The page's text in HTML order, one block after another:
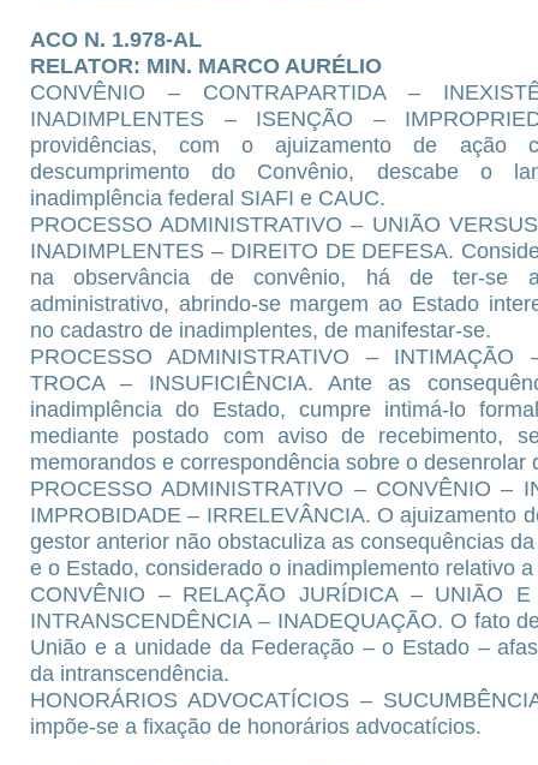
ACO N. 1.978-AL
RELATOR: MIN. MARCO AURÉLIO
CONVÊNIO – CONTRAPARTIDA –
INADIMPLENTES – ISENÇÃO –
providências, com o ajuizamento de ação
descumprimento do Convênio, descabe o
inadimplência federal SIAFI e CAUC.
PROCESSO ADMINISTRATIVO – UNIÃO
INADIMPLENTES – DIREITO DE DEFESA.
na observância de convênio, há de ter-se
administrativo, abrindo-se margem ao Estado
no cadastro de inadimplentes, de manifestar-se.
PROCESSO ADMINISTRATIVO – INTIMAÇÃO
TROCA – INSUFICIÊNCIA. Ante as
inadimplência do Estado, cumpre intimá-lo
mediante postado com aviso de recebimento,
memorandos e correspondência sobre o desenrolar
PROCESSO ADMINISTRATIVO – CONVÊNIO –
IMPROBIDADE – IRRELEVÂNCIA. O ajuizamento
gestor anterior não obstaculiza as consequências
e o Estado, considerado o inadimplemento relativo
CONVÊNIO – RELAÇÃO JURÍDICA – UNIÃO
INTRANSCENDÊNCIA – INADEQUAÇÃO. O fato
União e a unidade da Federação – o Estado –
da intranscendência.
HONORÁRIOS ADVOCATÍCIOS –
impõe-se a fixação de honorários advocatícios.